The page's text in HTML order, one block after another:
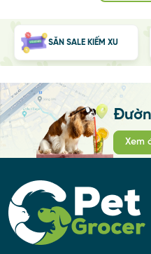
SĂN SALE KIẾM XU
Xem